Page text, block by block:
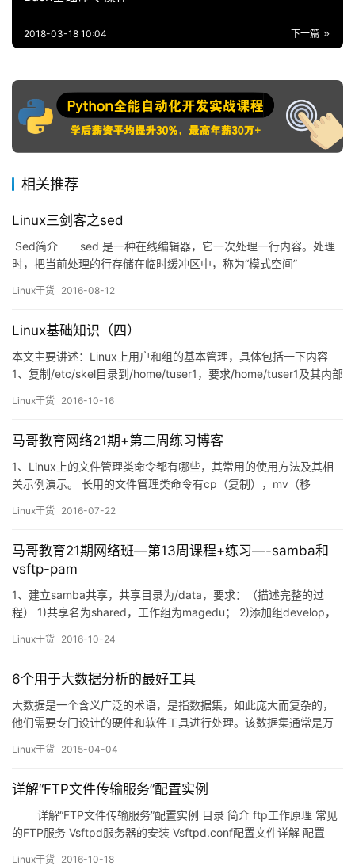
下一篇
2018-03-18 10:04
相关推荐
Linux三剑客之sed
Sed简介 sed 是一种在线编辑器，它一次处理一行内容。处理
时，把当前处理的行存储在临时缓冲区中，称为“模式空间”
成后，把缓冲区的内容送往屏幕。接着处理下一行，这样不断重
Linux干货 2016-08-12
Linux基础知识（四）
本文主要讲述：Linux上用户和组的基本管理，具体包括一下内容
1、复制/etc/skel目录到/home/tuser1，要求/home/tuser1及其内部
件，添加组hadoop。 3、手动编辑/etc/passwd文件新增一行，添
Linux干货 2016-10-16
马哥教育网络21期+第二周练习博客
1、Linux上的文件管理类命令都有哪些，其常用的使用方法及其相
关示例演示。 长用的文件管理类命令有cp（复制），mv（移
在cp时要根据源和目的做出确认与调整； 命令格式：
Linux干货 2016-07-22
马哥教育21期网络班—第13周课程+练习—-samba和
vsftp-pam
1、建立samba共享，共享目录为/data，要求：（描述完整的过
程） 1)共享名为shared，工作组为magedu； 2)添加组develop，
develop为附加组，ubuntu不属于develop组；密码均为用户名；
Linux干货 2016-10-24
6个用于大数据分析的最好工具
大数据是一个含义广泛的术语，是指数据集，如此庞大而复杂的，
他们需要专门设计的硬件和软件工具进行处理。该数据集通常是万
信息，公开的信息，如杂志，报纸，文章。大数据产生的其他例子
案，及大型电子商务。 在大数据和大数据分析，他们对企业的影…
Linux干货 2015-04-04
详解“FTP文件传输服务”配置实例
详解“FTP文件传输服务”配置实例 目录 简介 ftp工作原理 常见
的FTP服务 Vsftpd服务器的安装 Vsftpd.conf配置文件详解 配置
Linux干货 2016-10-18